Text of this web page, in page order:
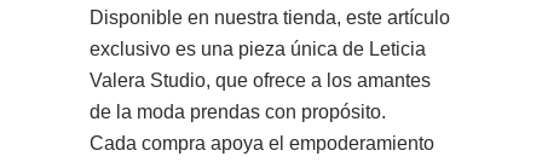
Disponible en nuestra tienda, este artículo
exclusivo es una pieza única de Leticia
Valera Studio, que ofrece a los amantes
de la moda prendas con propósito.
Cada compra apoya el empoderamiento